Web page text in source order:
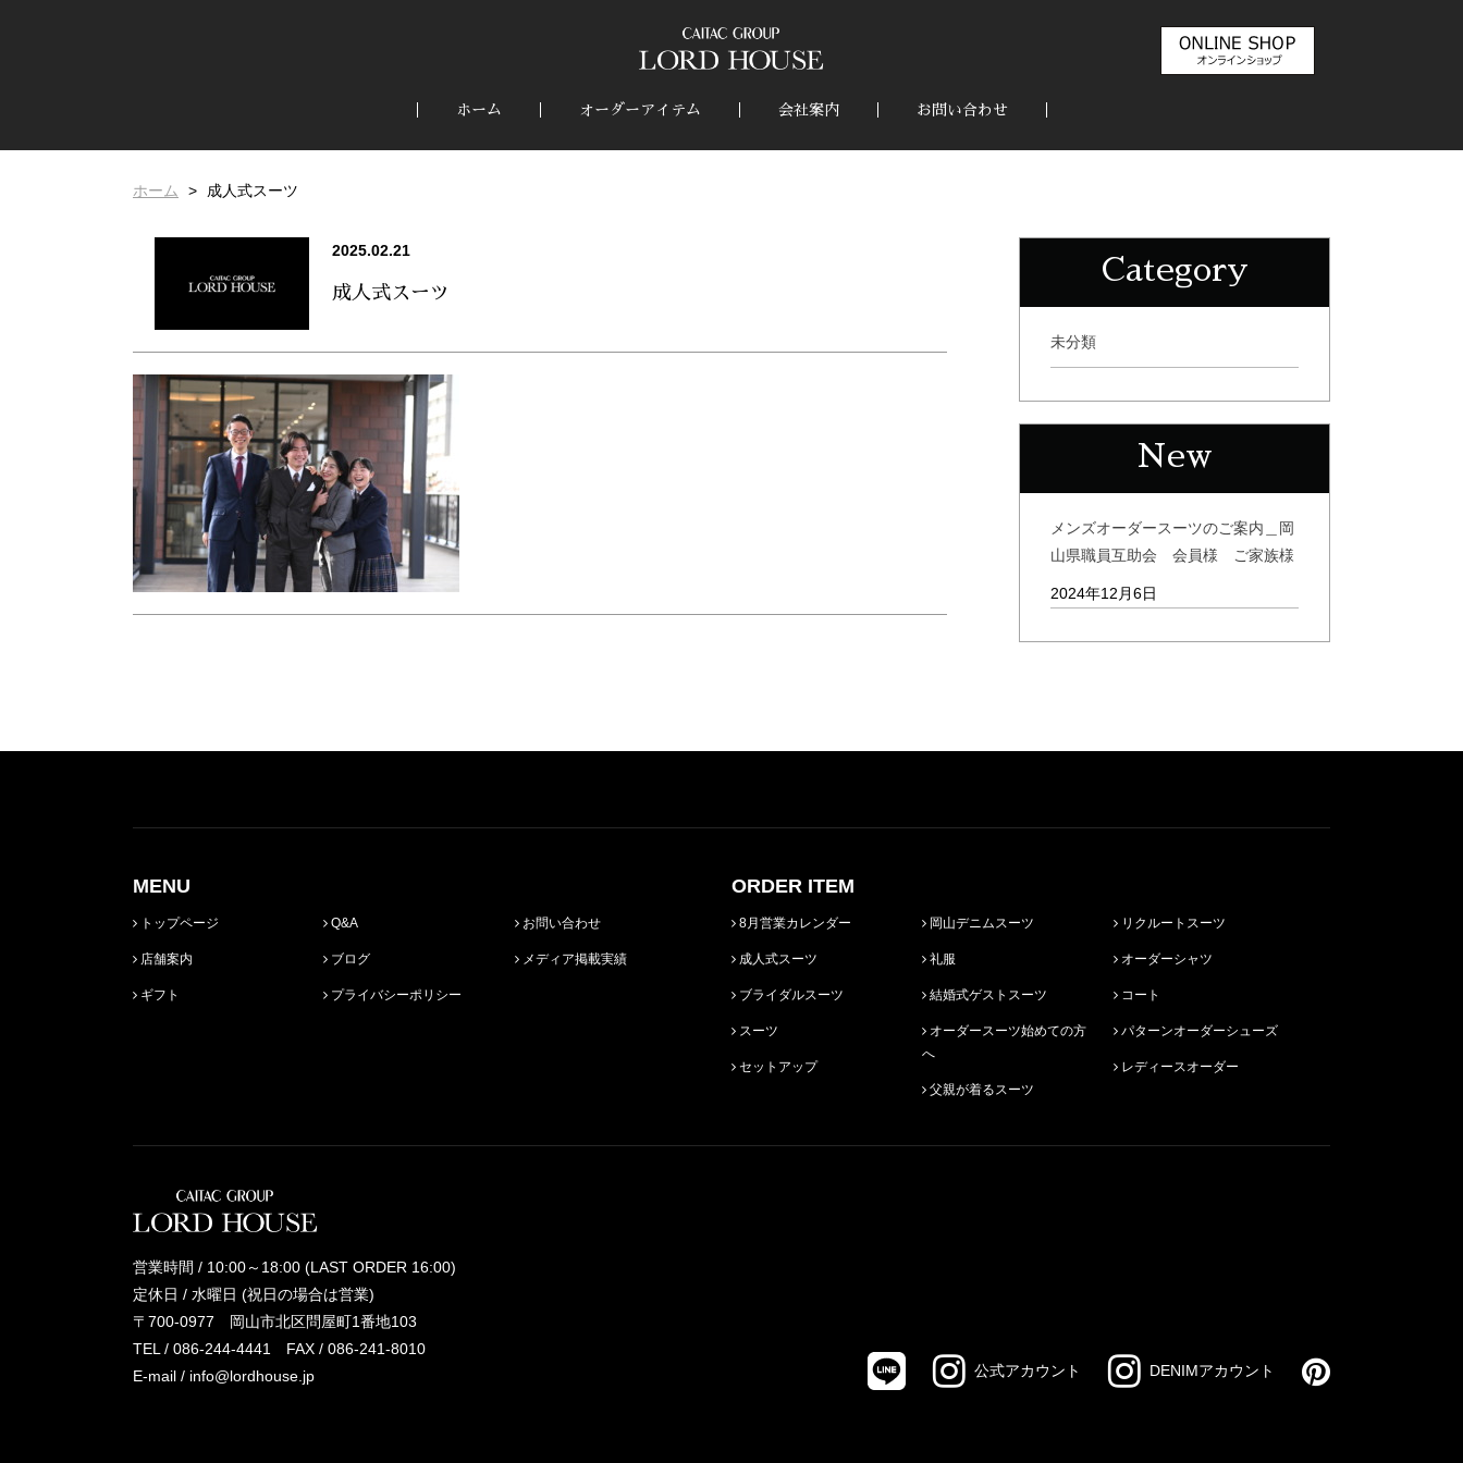
ホーム オーダーアイテム 会社案内 お問い合わせ
ホーム 成人式スーツ
2025.02.21
成人式スーツ
Category
未分類
New
メンズオーダースーツのご案内＿岡
山県職員互助会 会員様 ご家族様
2024年12月6日
MENU
トップページ
店舗案内
ギフト
Q&A
ブログ
プライバシーポリシー
お問い合わせ
メディア掲載実績
ORDER ITEM
8月営業カレンダー
成人式スーツ
ブライダルスーツ
スーツ
セットアップ
岡山デニムスーツ
礼服
結婚式ゲストスーツ
へ
父親が着るスーツ
リクルートスーツ
オーダーシャツ
コート
パターンオーダーシューズ
レディースオーダー
営業時間 / 10:00～18:00 (LAST ORDER 16:00)
定休日 / 水曜日 (祝日の場合は営業)
〒700-0977 岡山市北区問屋町1番地103
TEL / 086-244-4441
FAX / 086-241-8010
E-mail / info@lordhouse.jp 公式アカウント DENIMアカウント